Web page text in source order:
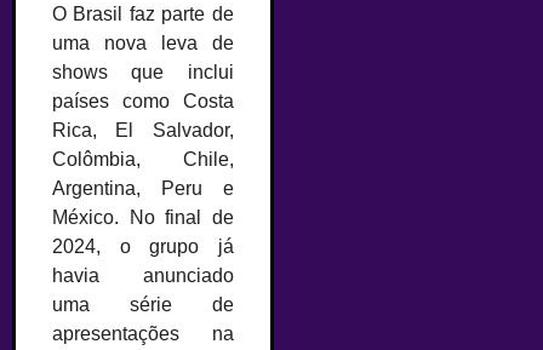
O Brasil faz parte de
uma nova leva de
shows que inclui
países como Costa
Rica, El Salvador,
Colômbia, Chile,
Argentina, Peru e
México. No final de
2024, o grupo já
havia anunciado
uma série de
apresentações na